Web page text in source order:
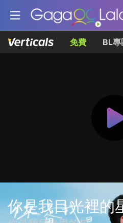
免費 BL專
你是我目光裡的